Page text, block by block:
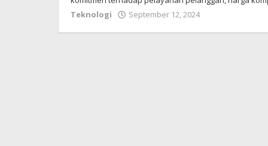
Teknologi
September 12, 2024